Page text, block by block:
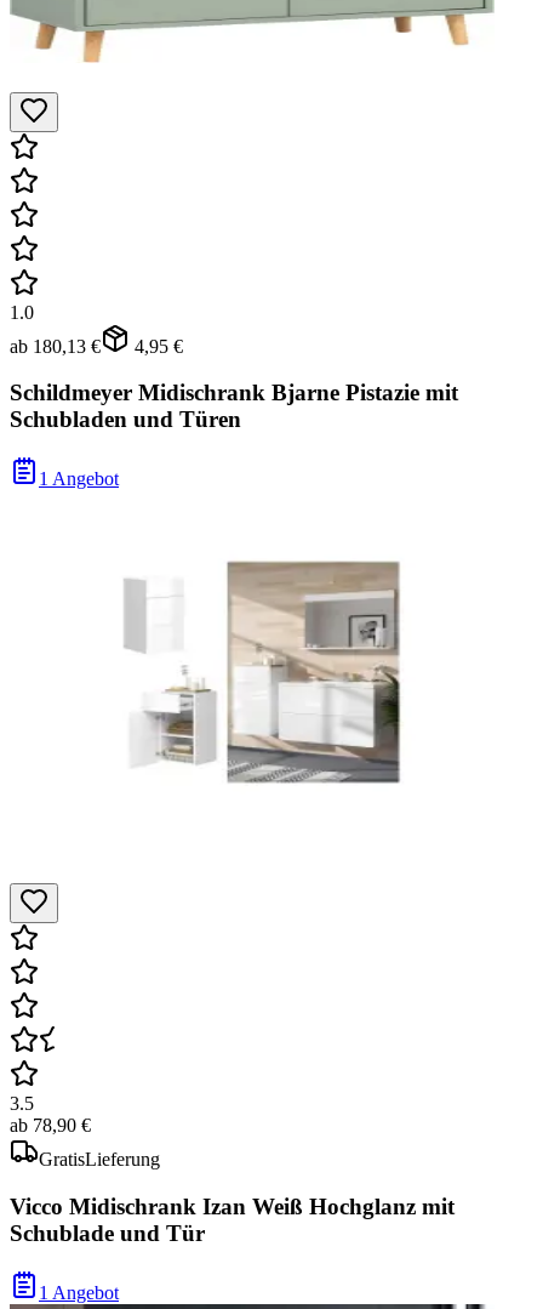
1.0
ab 180,13 € 4,95 €
Schildmeyer Midischrank Bjarne Pistazie mit
Schubladen und Türen
1 Angebot
3.5
ab 78,90 €
GratisLieferung
Vicco Midischrank Izan Weiß Hochglanz mit
Schublade und Tür
1 Angebot